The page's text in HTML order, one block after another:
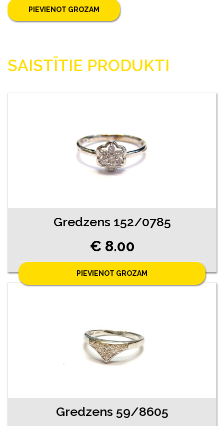
PIEVIENOT GROZAM
SAISTĪTIE PRODUKTI
Gredzens 152/0785
€ 8.00
PIEVIENOT GROZAM
Gredzens 59/8605